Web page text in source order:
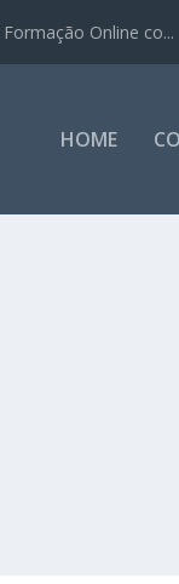
Online co...
HOME